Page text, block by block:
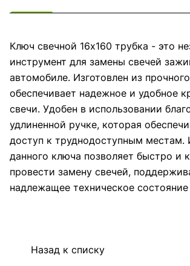
Ключ свечной 16х160 трубка - это
инструмент для замены свечей
автомобиле. Изготовлен из
обеспечивает надежное и удобное
свечи. Удобен в использовании
удлиненной ручке, которая
доступ к труднодоступным местам.
данного ключа позволяет быстро и
провести замену свечей,
надлежащее техническое
Назад к списку